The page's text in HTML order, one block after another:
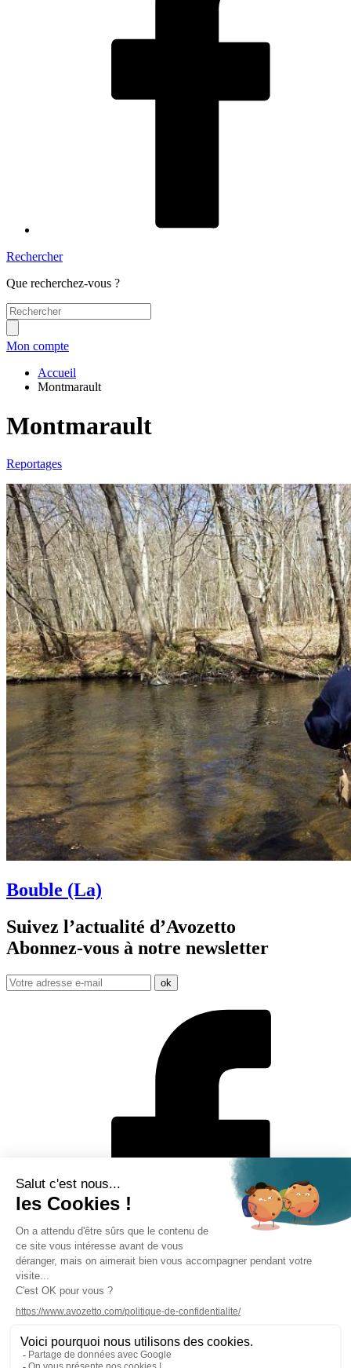
Rechercher
Que recherchez-vous ?
Mon compte
Accueil
Montmarault
Montmarault
Reportages
Bouble (La)
Suivez l’actualité d’Avozetto
Abonnez-vous à notre newsletter
Mentions légales
Politique de protection des données personnelles
CGV